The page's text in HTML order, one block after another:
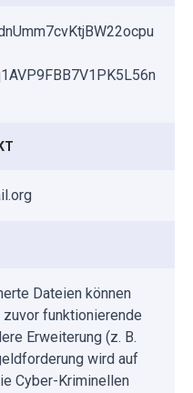
Dateien können
funktionierende
Erweiterung (z. B.
wird auf
Cyber-Kriminellen